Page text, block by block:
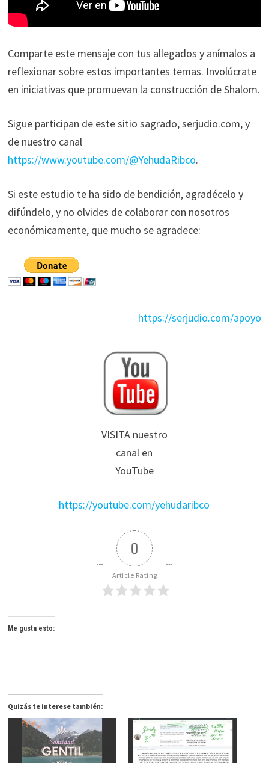
Comparte este mensaje con tus allegados y anímalos a
reflexionar sobre estos importantes temas. Involúcrate
en iniciativas que promuevan la construcción de Shalom.
Sigue participan de este sitio sagrado, serjudio.com, y
de nuestro canal
https://www.youtube.com/@YehudaRibco.
Si este estudio te ha sido de bendición, agradécelo y
difúndelo, y no olvides de colaborar con nosotros
económicamente, que mucho se agradece:
https://serjudio.com/apoyo
VISITA nuestro
canal en
YouTube
https://youtube.com/yehudaribco
0
Article Rating
Me gusta esto:
Quizás te interese también: